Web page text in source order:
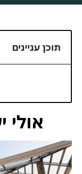
תוכן עניינים
אולי